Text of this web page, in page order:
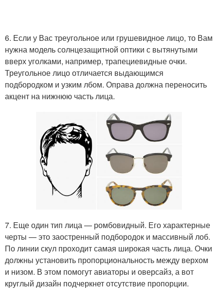
6. Если у Вас треугольное или грушевидное лицо, то Вам
нужна модель солнцезащитной оптики с вытянутыми
вверх уголками, например, трапециевидные очки.
Треугольное лицо отличается выдающимся
подбородком и узким лбом. Оправа должна переносить
акцент на нижнюю часть лица.
7. Еще один тип лица — ромбовидный. Его характерные
черты — это заостренный подбородок и массивный лоб.
По линии скул проходит самая широкая часть лица. Очки
должны установить пропорциональность между верхом
и низом. В этом помогут авиаторы и оверсайз, а вот
круглый дизайн подчеркнет отсутствие пропорции.